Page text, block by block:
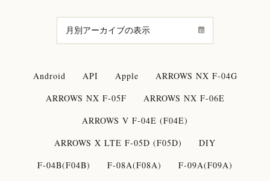
Android API Apple
ARROWS NX F-04G
ARROWS NX F-05F
ARROWS NX F-06E
ARROWS V F-04E (F04E)
ARROWS X LTE F-05D (F05D)
DIY
F-04B(F04B)
F-08A(F08A)
F-09A(F09A)